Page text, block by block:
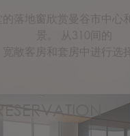
的落地窗欣赏曼谷市中心
景。 从310间的
宽敞客房和套房中进行选